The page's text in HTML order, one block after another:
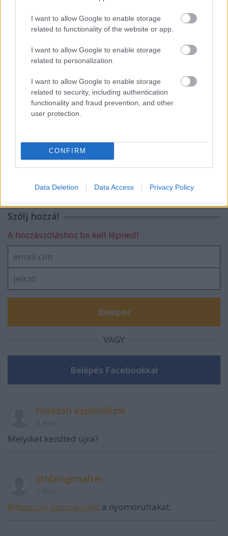
I want to allow Google to enable storage
related to functionality of the website or app.
I want to allow Google to enable storage
related to personalization.
I want to allow Google to enable storage
related to security, including authentication
functionality and fraud prevention, and other
user protection.
CONFIRM
Data Deletion Data Access Privacy Policy
Újra és újra és újra
Az üllő és a kalapács között
Véres verejtékkel
Szólj hozzá!
A hozzászóláshoz be kell lépned!
VAGY
hosszan exponálunk
Melyiket kezdted újra?
stolzingimalter
@hosszan exponálunk: a nyomorultakat.